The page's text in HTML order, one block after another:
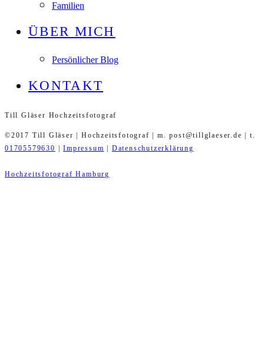
Familien
ÜBER MICH
Persönlicher Blog
KONTAKT
Till Gläser Hochzeitsfotograf
©2017 Till Gläser | Hochzeitsfotograf | m. post@tillglaeser.de | t.
01705579630
|Impressum Datenschutzerklärung
Hochzeitsfotograf Hamburg